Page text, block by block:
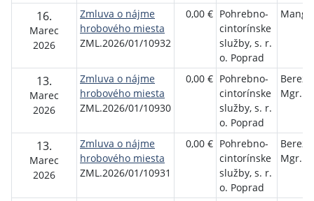
16.
Marec
2026
Zmluva o nájme
hrobového miesta
ZML.2026/01/10932
0,00 € Pohrebno-
cintorínske
služby, s. r.
o. Poprad
13.
Marec
2026
Zmluva o nájme
hrobového miesta
ZML.2026/01/10930
0,00 € Pohrebno-
cintorínske
služby, s. r.
o. Poprad
Mgr.
13.
Marec
2026
Zmluva o nájme
hrobového miesta
ZML.2026/01/10931
0,00 € Pohrebno-
cintorínske
služby, s. r.
o. Poprad
Mgr.